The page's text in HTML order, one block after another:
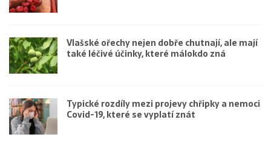
Vlašské ořechy nejen dobře chutnají, ale mají
také léčivé účinky, které málokdo zná
Typické rozdíly mezi projevy chřipky a nemoci
Covid-19, které se vyplatí znát